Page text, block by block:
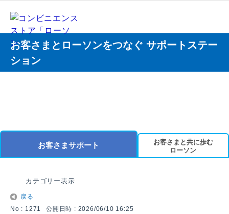
お客さまとローソンをつなぐ サポートステー
ション
お客さまサポート
お客さまと共に歩む
ローソン
カテゴリー表示
戻る
No : 1271
公開日時 : 2026/06/10 16:25